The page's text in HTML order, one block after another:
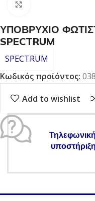
ΥΠΟΒΡΥΧΙΟ
SPECTRUM
SPECTRUM
Κωδικός προϊόντος:
Add to wishlist
Τηλεφωνική
υποστήριξη